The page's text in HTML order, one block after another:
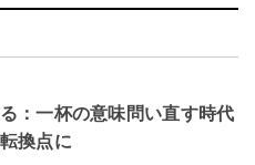
：一杯の意味問い直す時代
換点に